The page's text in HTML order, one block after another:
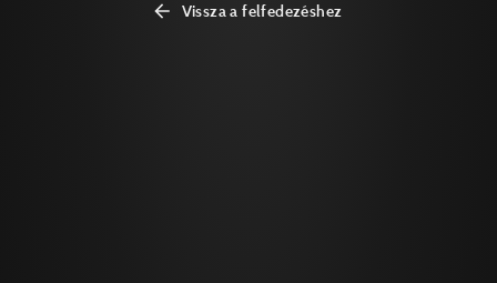
Vissza a felfedezéshez